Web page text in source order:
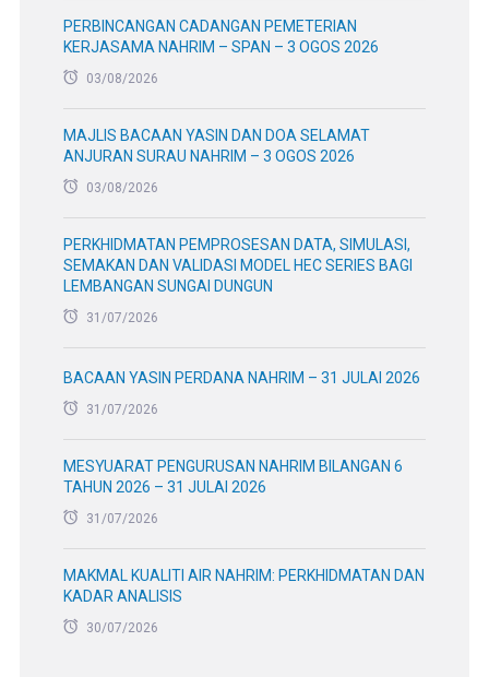
PERBINCANGAN CADANGAN PEMETERIAN
KERJASAMA NAHRIM – SPAN – 3 OGOS 2026
03/08/2026
MAJLIS BACAAN YASIN DAN DOA SELAMAT
ANJURAN SURAU NAHRIM – 3 OGOS 2026
03/08/2026
PERKHIDMATAN PEMPROSESAN DATA, SIMULASI,
SEMAKAN DAN VALIDASI MODEL HEC SERIES BAGI
LEMBANGAN SUNGAI DUNGUN
31/07/2026
BACAAN YASIN PERDANA NAHRIM – 31 JULAI 2026
31/07/2026
MESYUARAT PENGURUSAN NAHRIM BILANGAN 6
TAHUN 2026 – 31 JULAI 2026
31/07/2026
MAKMAL KUALITI AIR NAHRIM: PERKHIDMATAN DAN
KADAR ANALISIS
30/07/2026